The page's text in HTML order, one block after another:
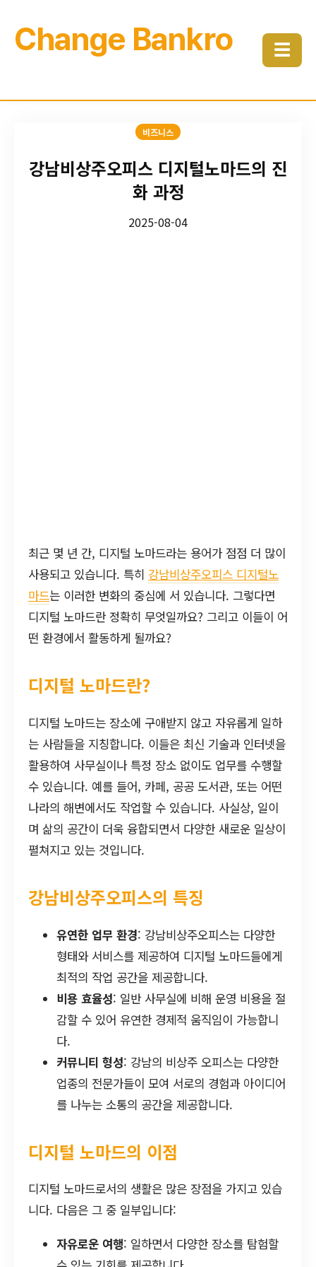
Change Bankro ☰
비즈니스
강남비상주오피스 디지털노마드의 진
화 과정
2025-08-04
최근 몇 년 간, 디지털 노마드라는 용어가 점점 더 많이
사용되고 있습니다. 특히 강남비상주오피스 디지털노
마드는 이러한 변화의 중심에 서 있습니다. 그렇다면
디지털 노마드란 정확히 무엇일까요? 그리고 이들이 어
떤 환경에서 활동하게 될까요?
디지털 노마드란?
디지털 노마드는 장소에 구애받지 않고 자유롭게 일하
는 사람들을 지칭합니다. 이들은 최신 기술과 인터넷을
활용하여 사무실이나 특정 장소 없이도 업무를 수행할
수 있습니다. 예를 들어, 카페, 공공 도서관, 또는 어떤
나라의 해변에서도 작업할 수 있습니다. 사실상, 일이
며 삶의 공간이 더욱 융합되면서 다양한 새로운 일상이
펼쳐지고 있는 것입니다.
강남비상주오피스의 특징
유연한 업무 환경: 강남비상주오피스는 다양한
형태와 서비스를 제공하여 디지털 노마드들에게
최적의 작업 공간을 제공합니다.
비용 효율성: 일반 사무실에 비해 운영 비용을 절
감할 수 있어 유연한 경제적 움직임이 가능합니
다.
커뮤니티 형성: 강남의 비상주 오피스는 다양한
업종의 전문가들이 모여 서로의 경험과 아이디어
를 나누는 소통의 공간을 제공합니다.
디지털 노마드의 이점
디지털 노마드로서의 생활은 많은 장점을 가지고 있습
니다. 다음은 그 중 일부입니다:
자유로운 여행: 일하면서 다양한 장소를 탐험할